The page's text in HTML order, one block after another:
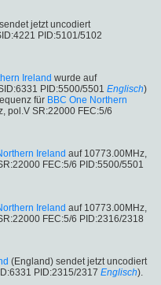
jetzt uncodiert
PID:5101/5102
Ireland wurde auf
PID:5500/5501 Englisch)
für BBC One Northern
pol.V SR:22000 FEC:5/6
Ireland auf 10773.00MHz,
FEC:5/6 PID:5500/5501
Ireland auf 10773.00MHz,
FEC:5/6 PID:2316/2318
(England) sendet jetzt uncodiert
PID:2315/2317 Englisch).